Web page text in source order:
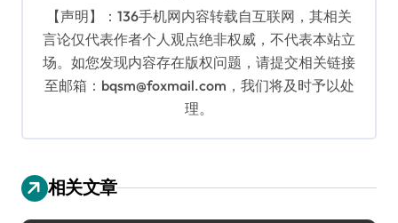
【声明】：136手机网内容转载自互联网，其相关
言论仅代表作者个人观点绝非权威，不代表本站立
场。如您发现内容存在版权问题，请提交相关链接
至邮箱：bqsm@foxmail.com，我们将及时予以处
理。
相关文章